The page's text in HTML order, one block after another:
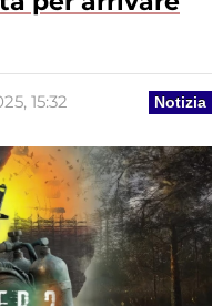
Notizia
15:32